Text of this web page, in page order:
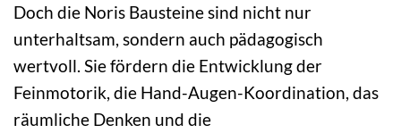
Doch die Noris Bausteine sind nicht nur
unterhaltsam, sondern auch pädagogisch
wertvoll. Sie fördern die Entwicklung der
Feinmotorik, die Hand-Augen-Koordination, das
räumliche Denken und die